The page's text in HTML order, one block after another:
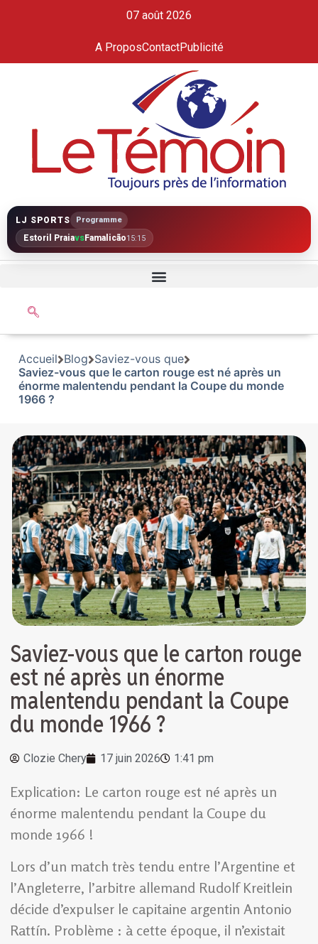
07 août 2026
A ProposContactPublicité
LJ SPORTS Programme
Estoril PraiavsFamalicão15:15
Accueil Blog Saviez-vous que
Saviez-vous que le carton rouge est né après un
énorme malentendu pendant la Coupe du monde
1966 ?
Saviez-vous que le carton rouge
est né après un énorme
malentendu pendant la Coupe
du monde 1966 ?
Clozie Chery 17 juin 2026 1:41 pm
Explication: Le carton rouge est né après un
énorme malentendu pendant la Coupe du
monde 1966 !
Lors d’un match très tendu entre l’Argentine et
l’Angleterre, l’arbitre allemand Rudolf Kreitlein
décide d’expulser le capitaine argentin Antonio
Rattín. Problème : à cette époque, il n’existait